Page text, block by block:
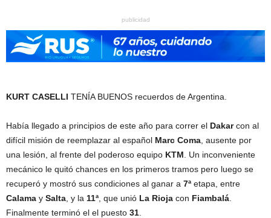
publicidad
KURT CASELLI TENÍA BUENOS recuerdos de Argentina.
Había llegado a principios de este año para correr el Dakarcon al
difícil misión de reemplazar al español Marc Coma , ausente por
una lesión, al frente del poderoso equipo KTM . Un inconveniente
mecánico le quitó chances en los primeros tramos pero luego se
recuperó y mostró sus condiciones al ganar a 7ªetapa, entre
Calama y Salta , y la 11ª, que unió La Rioja con Fiambalá
Finalmente terminó el el puesto 31